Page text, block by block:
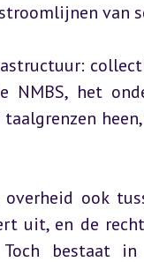
van
NMBS, het
ook
uit, en de
bestaat